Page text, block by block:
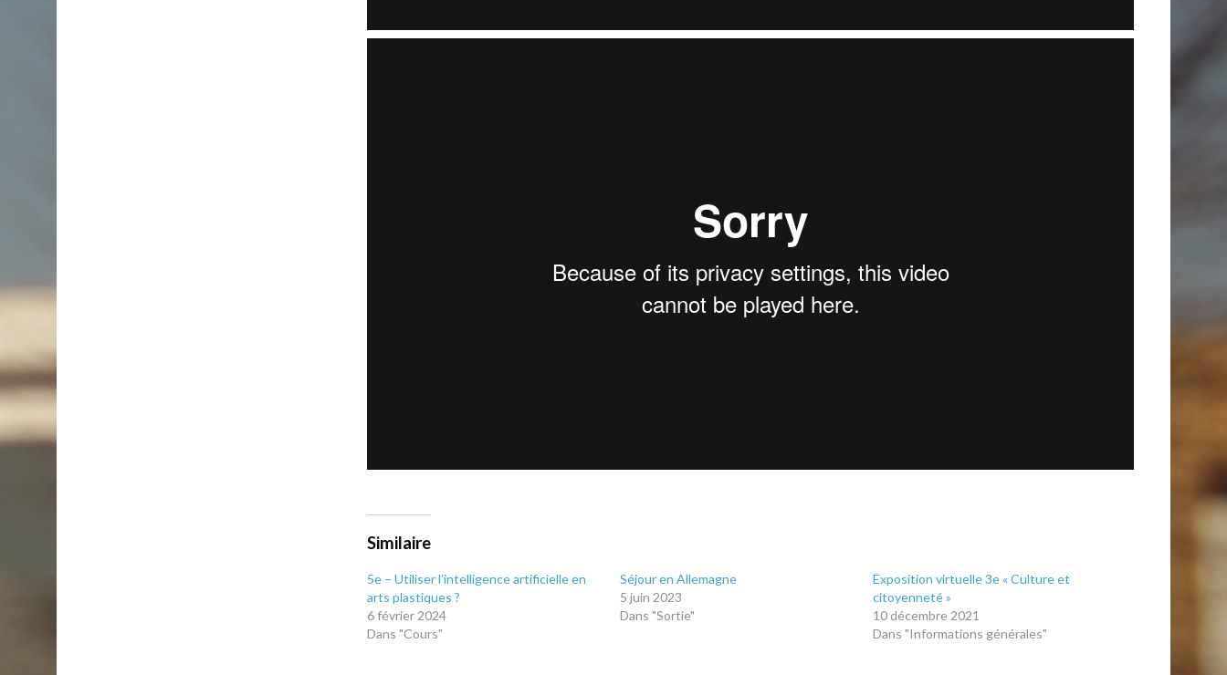
Similaire
5e – Utiliser l’intelligence artificielle en
arts plastiques ?
6 février 2024
Dans "Cours"
Séjour en Allemagne
5 juin 2023
Dans "Sortie"
Exposition virtuelle 3e « Culture et
citoyenneté »
10 décembre 2021
Dans "Informations générales"